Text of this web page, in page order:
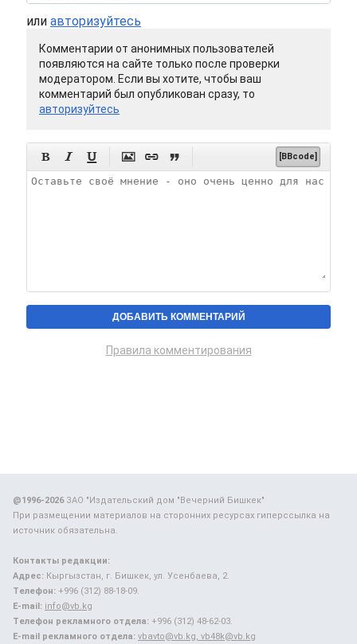
или авторизуйтесь
Комментарии от анонимных пользователей
появляются на сайте только после проверки
модератором. Если вы хотите, чтобы ваш
комментарий был опубликован сразу, то
авторизуйтесь
      [BBcode]
Правила комментирования
@1996-2026ЗАО "Издательский дом "Вечерний Бишкек"
При размещении материалов на сторонних ресурсах гиперссылка на
источник обязательна.
Контакты редакции:
Адрес: Кыргызстан, г. Бишкек, ул. Усенбаева, 2.
Телефон: +996 (312) 88-18-09.
E-mail: info@vb.kg
Телефон рекламного отдела: +996 (312) 48-62-03.
E-mail рекламного отдела: vbavto@vb.kg, vb48k@vb.kg